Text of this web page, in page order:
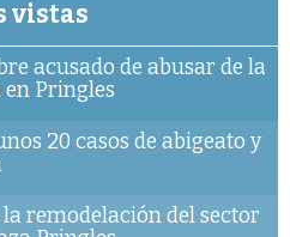
vistas
acusado de abusar de la
Pringles
20 casos de abigeato y
la remodelación del sector